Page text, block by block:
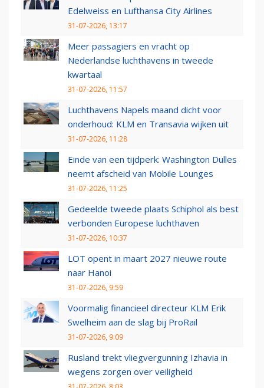
Edelweiss en Lufthansa City Airlines
31-07-2026, 13:17
Meer passagiers en vracht op
Nederlandse luchthavens in tweede
kwartaal
31-07-2026, 11:57
Luchthavens Napels maand dicht voor
onderhoud: KLM en Transavia wijken uit
31-07-2026, 11:28
Einde van een tijdperk: Washington Dulles
neemt afscheid van Mobile Lounges
31-07-2026, 11:25
Gedeelde tweede plaats Schiphol als best
verbonden Europese luchthaven
31-07-2026, 10:37
LOT opent in maart 2027 nieuwe route
naar Hanoi
31-07-2026, 9:59
Voormalig financieel directeur KLM Erik
Swelheim aan de slag bij ProRail
31-07-2026, 9:09
Rusland trekt vliegvergunning Izhavia in
wegens zorgen over veiligheid